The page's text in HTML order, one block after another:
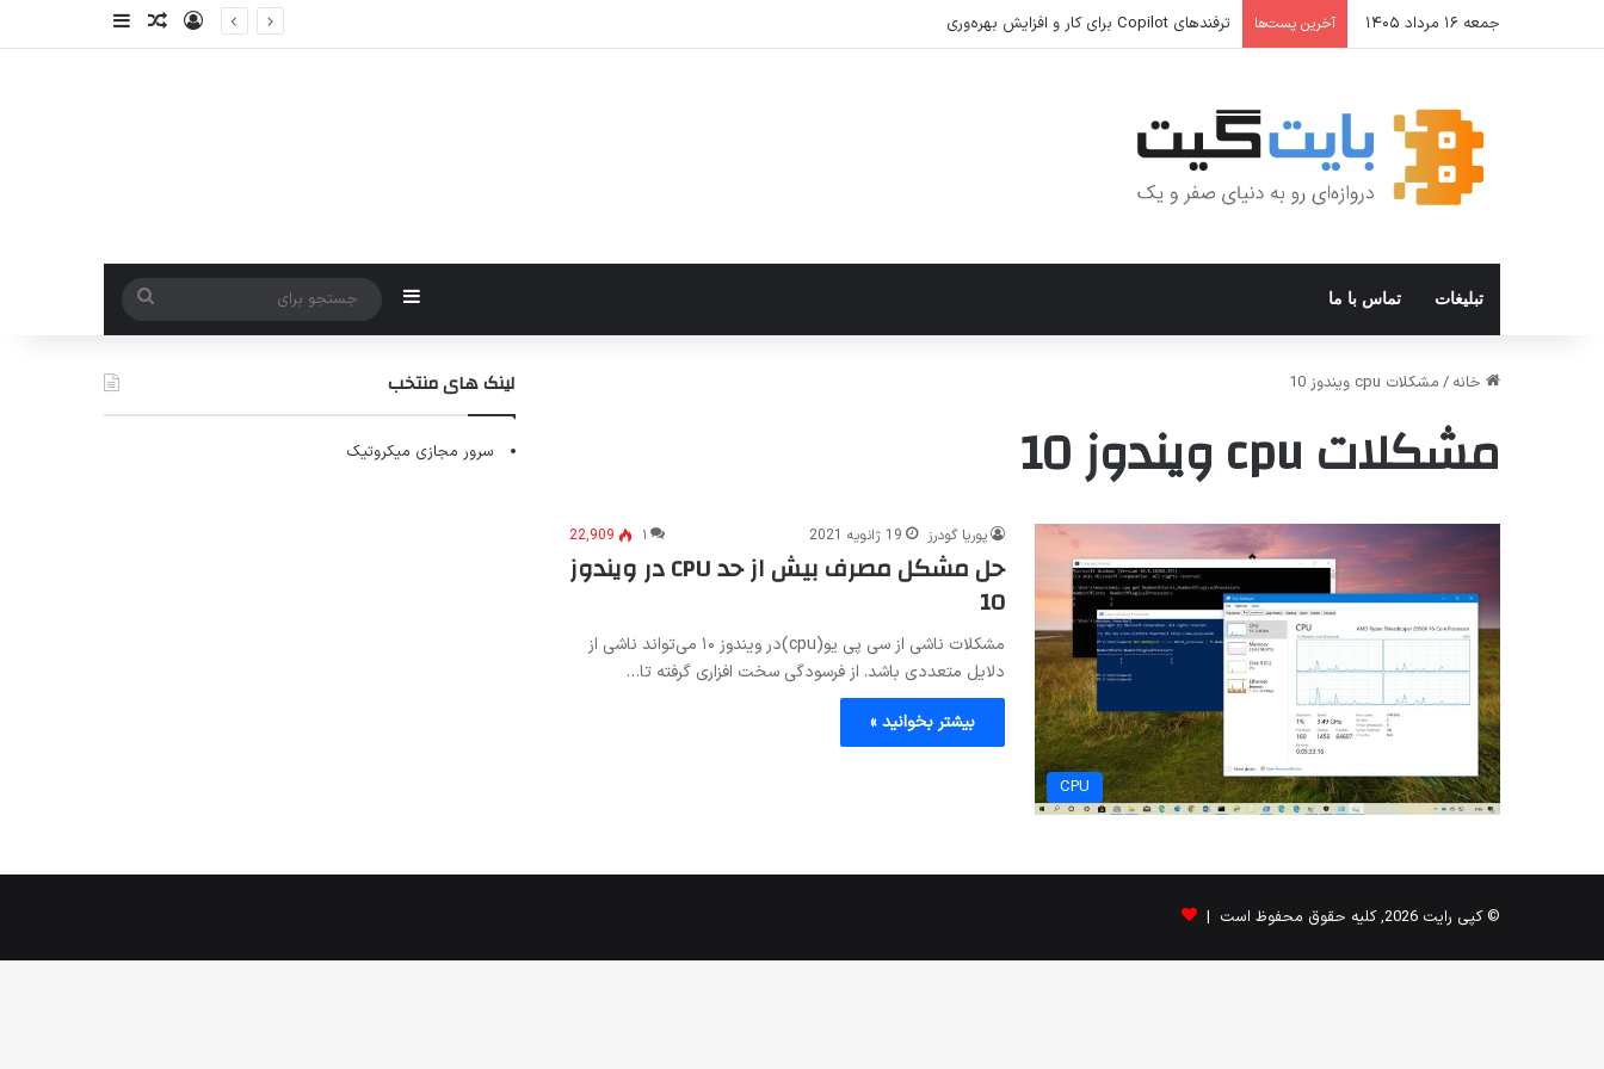
جمعه ۱۶ مرداد ۱۴۰۵ آخرین پست‌ها ترفندهای Copilot برای کار و افزایش بهره‌وری ورودنوشته تصادفی
سایدبار
تبلیغات تماس با ما سایدبار
جستجو
برای
خانه / مشکلات cpu ویندوز 10
مشکلات cpu ویندوز 10
CPU
پوریا گودرز 19 ژانویه 2021 ۱ 22,909
حل مشکل مصرف بیش از حد CPU در ویندوز
10
مشکلات ناشی از سی پی یو(cpu)در ویندوز ۱۰ می‌تواند ناشی از
دلایل متعددی باشد. از فرسودگی سخت افزاری گرفته تا…
بیشتر بخوانید »
لینک های منتخب
سرور مجازی میکروتیک
© کپی رایت 2026, کلیه حقوق محفوظ است |